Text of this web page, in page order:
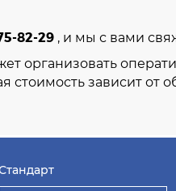
82-29 , и мы с вами
организовать
стоимость зависит от